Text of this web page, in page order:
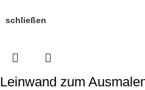
schließen
Leinwand zum